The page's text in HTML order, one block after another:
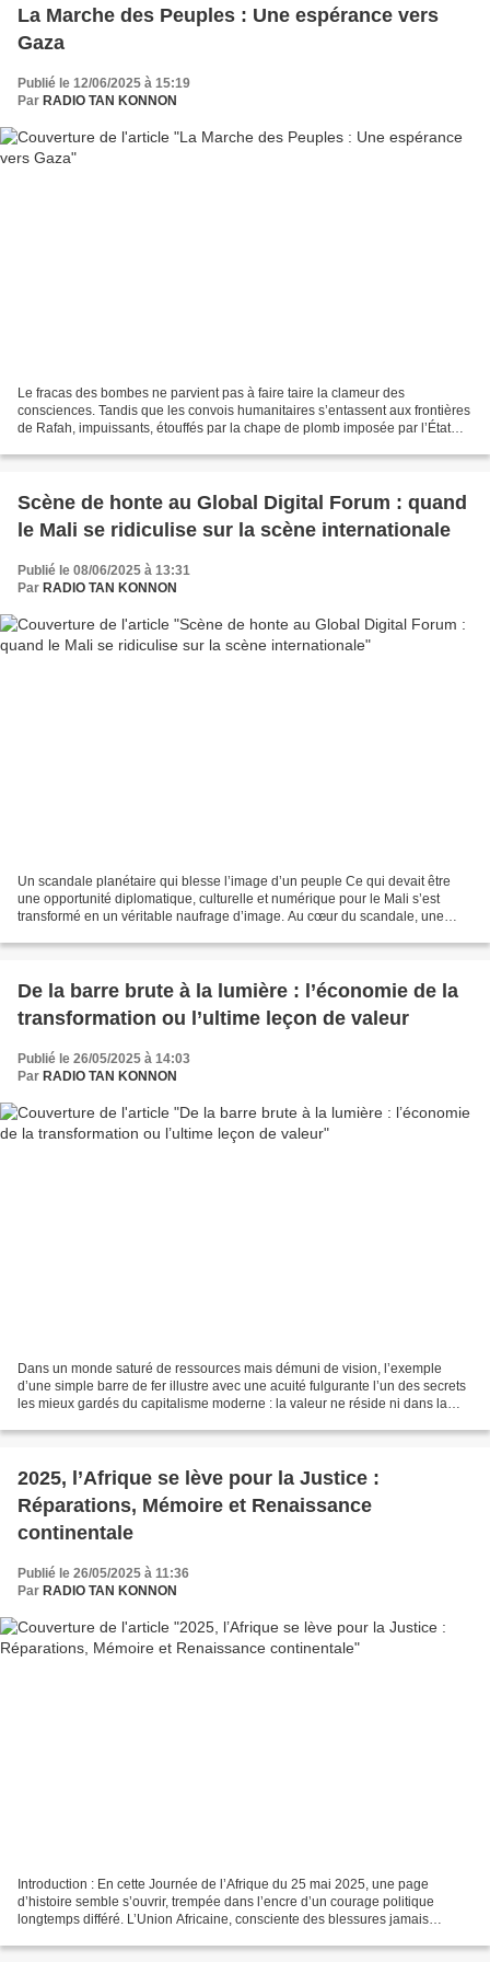
La Marche des Peuples : Une espérance vers
Gaza
Publié le 12/06/2025 à 15:19
Par RADIO TAN KONNON
Le fracas des bombes ne parvient pas à faire taire la clameur des
consciences. Tandis que les convois humanitaires s’entassent aux frontières
de Rafah, impuissants, étouffés par la chape de plomb imposée par l’État
Scène de honte au Global Digital Forum : quand
le Mali se ridiculise sur la scène internationale
Publié le 08/06/2025 à 13:31
Par RADIO TAN KONNON
Un scandale planétaire qui blesse l’image d’un peuple Ce qui devait être
une opportunité diplomatique, culturelle et numérique pour le Mali s’est
transformé en un véritable naufrage d’image. Au cœur du scandale, une
De la barre brute à la lumière : l’économie de la
transformation ou l’ultime leçon de valeur
Publié le 26/05/2025 à 14:03
Par RADIO TAN KONNON
Dans un monde saturé de ressources mais démuni de vision, l’exemple
d’une simple barre de fer illustre avec une acuité fulgurante l’un des secrets
les mieux gardés du capitalisme moderne : la valeur ne réside ni dans la
2025, l’Afrique se lève pour la Justice :
Réparations, Mémoire et Renaissance
continentale
Publié le 26/05/2025 à 11:36
Par RADIO TAN KONNON
Introduction : En cette Journée de l’Afrique du 25 mai 2025, une page
d’histoire semble s’ouvrir, trempée dans l’encre d’un courage politique
longtemps différé. L’Union Africaine, consciente des blessures jamais